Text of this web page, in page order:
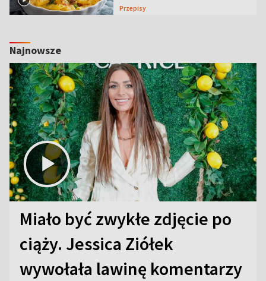
Przepisy
Najnowsze
Miało być zwykłe zdjęcie po
ciąży. Jessica Ziółek
wywołała lawinę komentarzy